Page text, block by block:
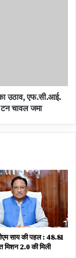
उठाव, एफ.सी.आई.
चावल जमा
साय की पहल : 48.81
मिशन 2.0 की मिली